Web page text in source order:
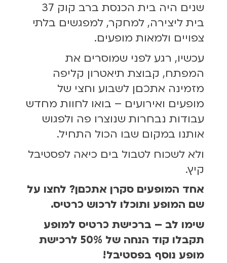
שנים היה בית הכנסת ברב קוק 37
בית ליצירה, למחקר, למפגשים בלתי
צפויים ולמאות מופעים.
עכשיו, רגע לפני שמוסרים את
המפתח, קבוצת תיאטרון קליפה
מזמינה אתכםן לשבוע וחצי של
מופעים ואירועים – בואו לחוות מחדש
עבודות נבחרות שנוצרו פה ולפגוש
אותנו במקום שבו הכול התחיל.
ולא לשכוח לטבול בים כיאה לפסטיבל
קיץ.
אחד המופעים סקרן אתכםן? לחצו על
שם המופע ותוכלו לרכוש כרטיס.
שימו לב – ברכישת כרטיס למופע
תקבלו קוד הנחה של 50% לרכישת
מופע נוסף בפסטיבל!